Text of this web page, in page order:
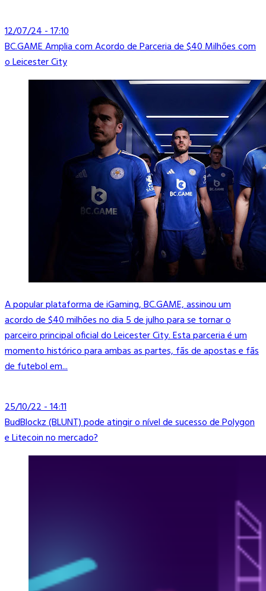
12/07/24 - 17:10
BC.GAME Amplia com Acordo de Parceria de $40 Milhões com
o Leicester City
A popular plataforma de iGaming, BC.GAME, assinou um
acordo de $40 milhões no dia 5 de julho para se tornar o
parceiro principal oficial do Leicester City. Esta parceria é um
momento histórico para ambas as partes, fãs de apostas e fãs
de futebol em...
25/10/22 - 14:11
BudBlockz (BLUNT) pode atingir o nível de sucesso de Polygon
e Litecoin no mercado?